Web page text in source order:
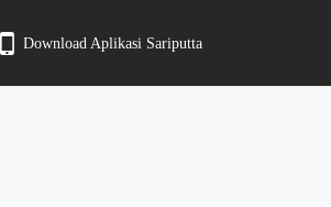
Download Aplikasi Sariputta